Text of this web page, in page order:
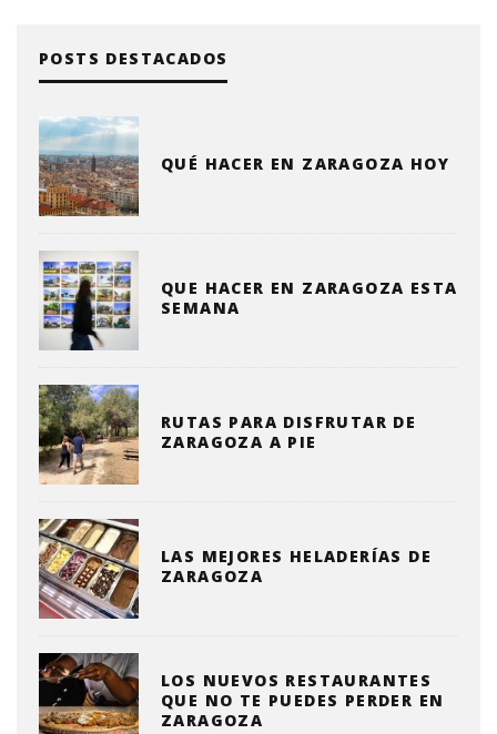
POSTS DESTACADOS
QUÉ HACER EN ZARAGOZA HOY
QUE HACER EN ZARAGOZA ESTA
SEMANA
RUTAS PARA DISFRUTAR DE
ZARAGOZA A PIE
LAS MEJORES HELADERÍAS DE
ZARAGOZA
LOS NUEVOS RESTAURANTES
QUE NO TE PUEDES PERDER EN
ZARAGOZA